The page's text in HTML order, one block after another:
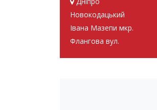
Новокодацький
Івана Мазепи мкр.
Флангова вул.